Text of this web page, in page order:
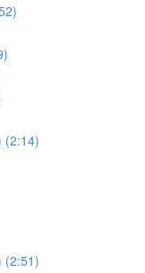
(2:14)
(2:51)